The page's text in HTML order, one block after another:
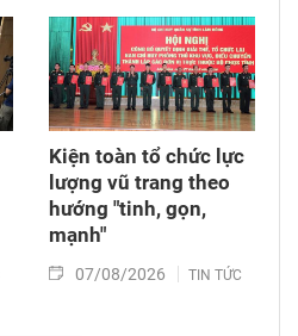
Kiện toàn tổ chức lực
lượng vũ trang theo
hướng "tinh, gọn,
mạnh"
07/08/2026 TIN TỨC